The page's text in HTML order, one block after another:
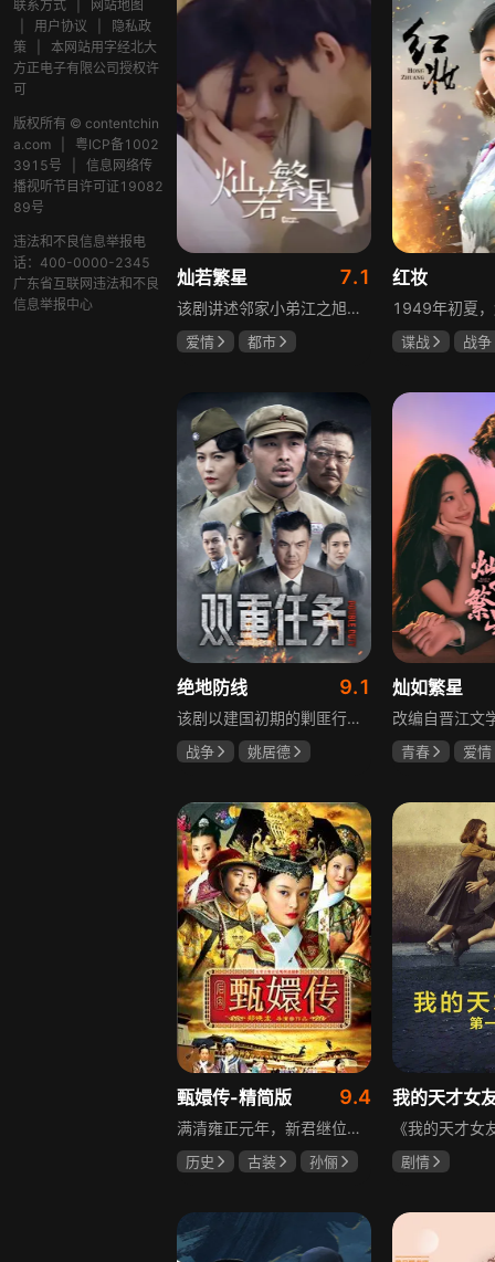
联系方式
网站地图
用户协议
隐私政
策
本网站用字经北大
方正电子有限公司授权许
可
版权所有 © contentchin
a.com
粤ICP备1002
3915号
信息网络传
播视听节目许可证19082
89号
违法和不良信息举报电
话：400-0000-2345
广东省互联网违法和不良
信息举报中心
灿若繁星 7.1
该剧讲述邻家小弟江之旭留学归来，竟成了夏千星的顶头上司。从小管着江之旭、事事压他一头的夏千星无法接受，两人互不服气，在公司内外明争暗斗。江之旭借职位刁难夏千星，夏千星则用姐姐身份压制他，然而夏千星不知道，江之旭拼尽全力坐上这个位子，就是为了陪在她身边保护她。
爱情
都市
红妆
谍战
战争
绝地防线 9.1
该剧以建国初期的剿匪行动为背景，讲述中国人民解放军西线小分队追击黑山寺国民党残部的故事。小分队在执行任务过程中，严格遵照上级指示，既要完成军事目标，又全力保护沿途百姓的生命财产安全，同时对残部人员采取劝降与救治相结合的策略。最终，小分队成功控制了区域内的疫情，救出了愿意投诚的士兵，圆满完成了剿匪解救任务，展现了解放军的优良作风与使命担当。
战争
姚居德
灿如繁星
青春
爱情
甄嬛传-精简版 9.4
满清雍正元年，新君继位后朝堂看似祥和实则暗流涌动，后宫华妃与皇后分庭抗礼，各方势力裹挟其中凶险异常，太后主持选秀拉开帷幕，大理寺少卿甄远道长女甄嬛意外得雍正赏识步入皇宫，在皇后与华妃的夹击下，甄嬛小心周旋忍辱负重，不得不用智慧保护自己，一次次卷入残酷宫闱斗争。
历史 古装
孙俪
我的天才女
剧情